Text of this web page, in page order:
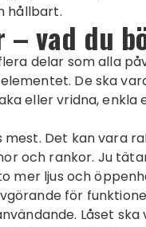
hållbart.
– vad du
delar som alla
De ska
eller vridna,
mest. Det kan vara
och rankor. Ju
mer ljus och
för
Låset